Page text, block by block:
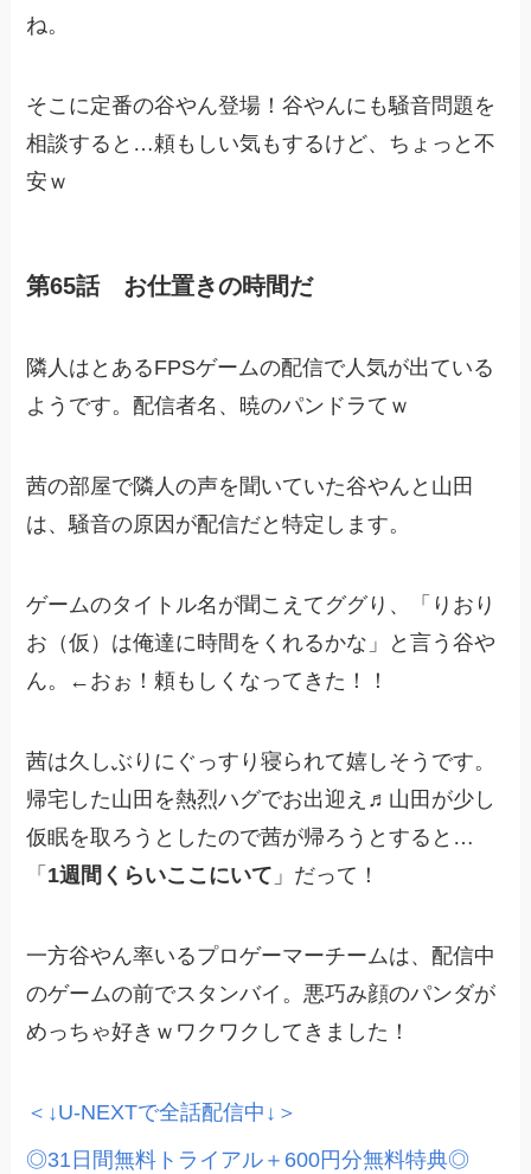
ね。
そこに定番の谷やん登場！谷やんにも騒音問題を
相談すると…頼もしい気もするけど、ちょっと不
安ｗ
第65話 お仕置きの時間だ
隣人はとあるFPSゲームの配信で人気が出ている
ようです。配信者名、暁のパンドラてｗ
茜の部屋で隣人の声を聞いていた谷やんと山田
は、騒音の原因が配信だと特定します。
ゲームのタイトル名が聞こえてググり、「りおり
お（仮）は俺達に時間をくれるかな」と言う谷や
ん。←おぉ！頼もしくなってきた！！
茜は久しぶりにぐっすり寝られて嬉しそうです。
帰宅した山田を熱烈ハグでお出迎え♬山田が少し
仮眠を取ろうとしたので茜が帰ろうとすると…
「 1週間くらいここにいて 」だって！
一方谷やん率いるプロゲーマーチームは、配信中
のゲームの前でスタンバイ。悪巧み顔のパンダが
めっちゃ好きｗワクワクしてきました！
＜↓U-NEXTで全話配信中↓ ＞
◎31日間無料トライアル＋600円分無料特典◎